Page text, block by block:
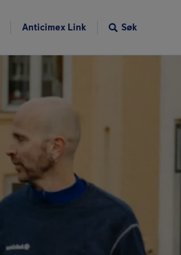
Anticimex Link Søk